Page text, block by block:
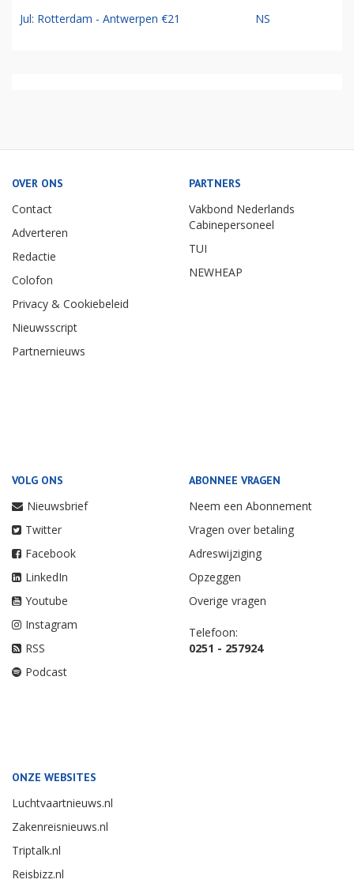
Jul: Rotterdam - Antwerpen €21 NS
OVER ONS
Contact
Adverteren
Redactie
Colofon
Privacy & Cookiebeleid
Nieuwsscript
Partnernieuws
PARTNERS
Vakbond Nederlands
Cabinepersoneel
TUI
NEWHEAP
VOLG ONS
Nieuwsbrief
Twitter
Facebook
LinkedIn
Youtube
Instagram
RSS
Podcast
ABONNEE VRAGEN
Neem een Abonnement
Vragen over betaling
Adreswijziging
Opzeggen
Overige vragen
Telefoon:
0251 - 257924
ONZE WEBSITES
Luchtvaartnieuws.nl
Zakenreisnieuws.nl
Triptalk.nl
Reisbizz.nl